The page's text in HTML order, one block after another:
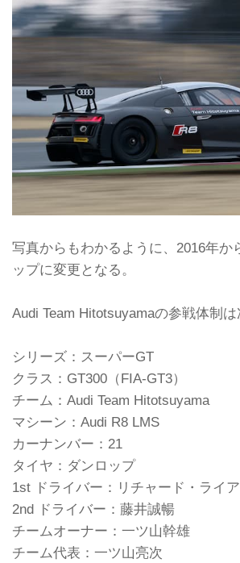
写真からもわかるように、2016年か
ップに変更となる。
Audi Team Hitotsuyamaの参戦体制は
シリーズ：スーパーGT
クラス：GT300（FIA-GT3）
チーム：Audi Team Hitotsuyama
マシーン：Audi R8 LMS
カーナンバー：21
タイヤ：ダンロップ
1st ドライバー：リチャード・ライ
2nd ドライバー：藤井誠暢
チームオーナー：一ツ山幹雄
チーム代表：一ツ山亮次